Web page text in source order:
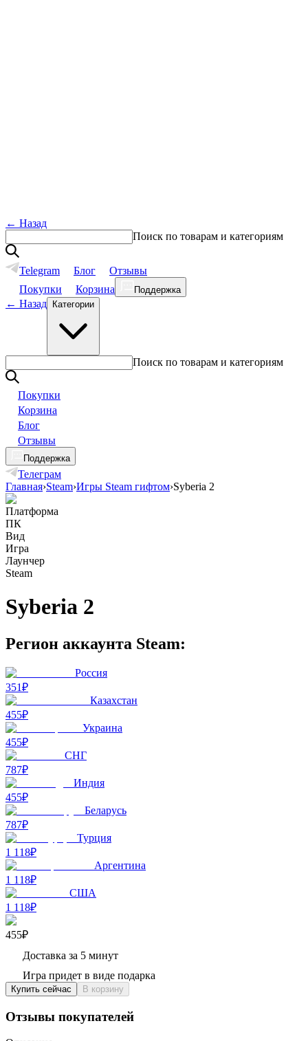
← Назад
Поиск по товарам и категориям
Telegram Блог
Отзывы
Покупки
Корзина Поддержка
← Назад Категории
Поиск по товарам и категориям
Покупки
Корзина
Блог
Отзывы
Поддержка
Телеграм
Главная›Steam›Игры Steam гифтом›Syberia 2
Платформа
ПК
Вид
Игра
Лаунчер
Steam
Syberia 2
Регион аккаунта Steam:
Россия
351₽
Казахстан
455₽
Украина
455₽
СНГ
787₽
Индия
455₽
Беларусь
787₽
Турция
1 118₽
Аргентина
1 118₽
США
1 118₽
455₽
Доставка за 5 минут
Игра придет в виде подарка
Купить сейчас В корзину
Отзывы покупателей